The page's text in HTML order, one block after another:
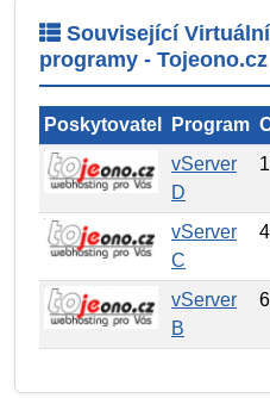
Související
programy - Tojeono.cz
Poskytovatel Program
vServer
D
vServer
C
vServer
B